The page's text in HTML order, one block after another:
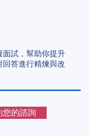
面試，幫助你提升
回答進行精煉與改
您的諮詢